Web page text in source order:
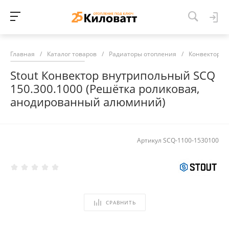
Главная / Каталог товаров / Радиаторы отопления / Конвекторы
Stout Конвектор внутрипольный SCQ
150.300.1000 (Решётка роликовая,
анодированный алюминий)
Артикул SCQ-1100-1530100
СРАВНИТЬ